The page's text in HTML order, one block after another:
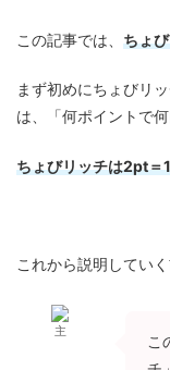
この記事では、 ちょ
まず初めにちょびリ
は、「何ポイントで
ちょびリッチは2pt＝
これから説明していく
主
こ